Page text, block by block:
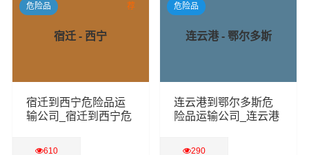
宿迁 - 西宁
宿迁到西宁危险品运
输公司_宿迁到西宁危
610
危险品 荐
连云港 - 鄂尔多斯
连云港到鄂尔多斯危
险品运输公司_连云港
290
危险品